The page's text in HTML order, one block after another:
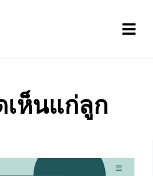
Menu
ห็นแก่ลูก